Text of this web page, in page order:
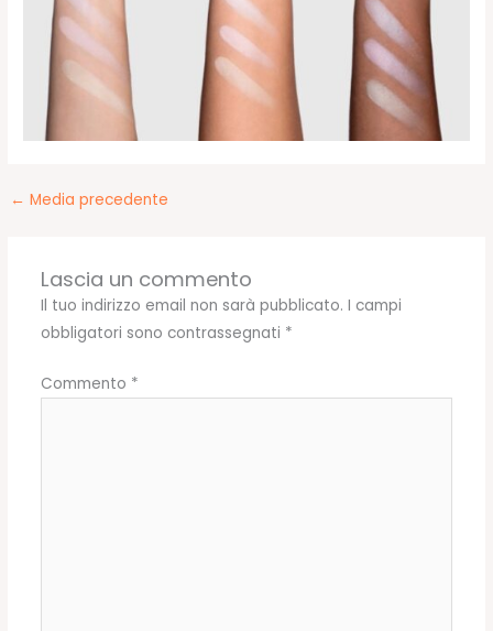
← Media precedente
Lascia un commento
Il tuo indirizzo email non sarà pubblicato. I campi
obbligatori sono contrassegnati *
Commento *